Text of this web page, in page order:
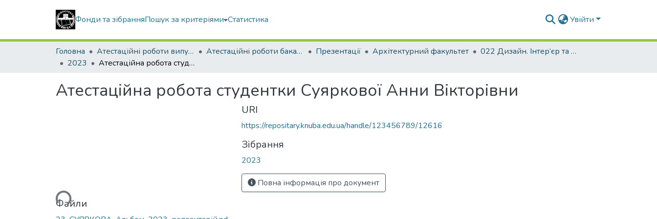
Фонди та зібранняПошук за критеріями Статистика Увійти
Головна Атестаційні роботи випускників Атестаційні роботи бакалаврів Презентації Архітектурний факультет
022 Дизайн. Інтер’єр та обладнання
2023
Атестаційна робота студентки Суяркової Анни Вікторівни
Атестаційна робота студентки Суяркової Анни Вікторівни
Вантажиться...Файли
URI
https://repositary.knuba.edu.ua/handle/123456789/12616
Зібрання
2023
Повна інформація про документ